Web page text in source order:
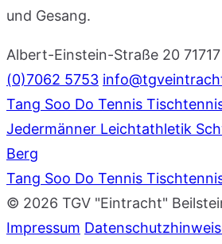
und Gesang.
Albert-Einstein-Straße 20
(0)7062 5753
Tang Soo Do Tennis
Jedermänner Leichtathletik
Berg
Tang Soo Do Tennis
© 2026 TGV "Eintracht"
Impressum